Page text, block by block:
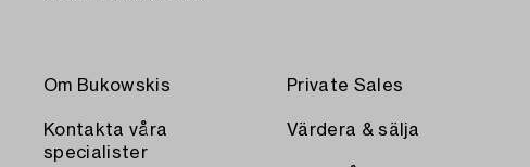
Om Bukowskis
Kontakta våra
specialister
Private Sales
Värdera & sälja